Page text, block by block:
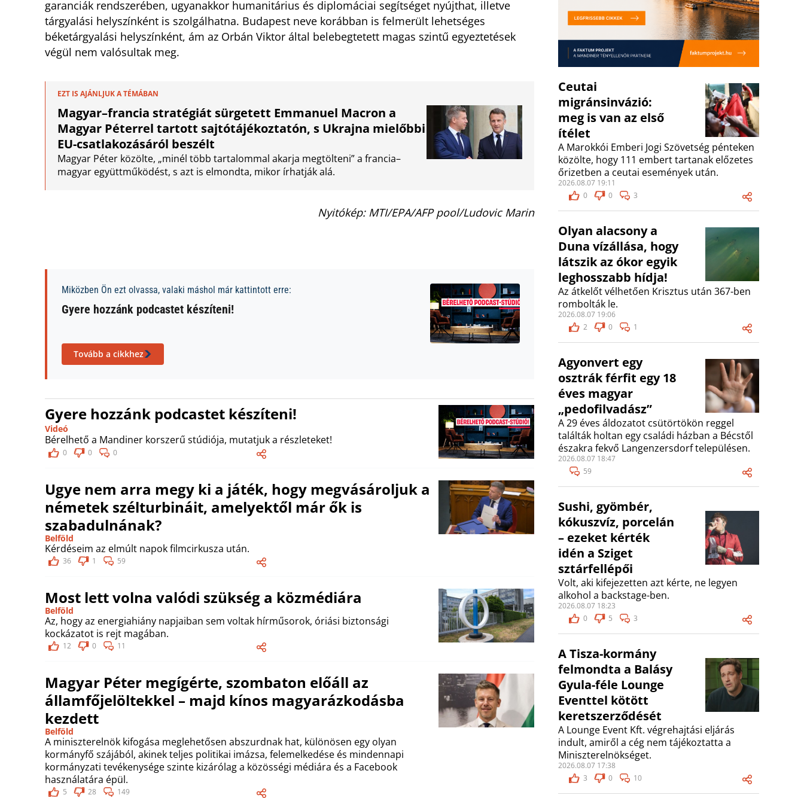
garanciák rendszerében, ugyanakkor humanitárius és diplomáciai segítséget nyújthat, illetve
tárgyalási helyszínként is szolgálhatna. Budapest neve korábban is felmerült lehetséges
béketárgyalási helyszínként, ám az Orbán Viktor által belebegtetett magas szintű egyeztetések
végül nem valósultak meg.
EZT IS AJÁNLJUK A TÉMÁBAN
Magyar–francia stratégiát sürgetett Emmanuel Macron a
Magyar Péterrel tartott sajtótájékoztatón, s Ukrajna mielőbbi
EU-csatlakozásáról beszélt
Magyar Péter közölte, „minél több tartalommal akarja megtölteni” a francia–
magyar együttműködést, s azt is elmondta, mikor írhatják alá.
Nyitókép: MTI/EPA/AFP pool/Ludovic Marin
Miközben Ön ezt olvassa, valaki máshol már kattintott erre:
Gyere hozzánk podcastet készíteni!
Tovább a cikkhez
Gyere hozzánk podcastet készíteni!
Videó
Bérelhető a Mandiner korszerű stúdiója, mutatjuk a részleteket!
0 0 0
Ugye nem arra megy ki a játék, hogy megvásároljuk a
németek szélturbináit, amelyektől már ők is
szabadulnának?
Belföld
Kérdéseim az elmúlt napok filmcirkusza után.
36 1 59
Most lett volna valódi szükség a közmédiára
Belföld
Az, hogy az energiahiány napjaiban sem voltak hírműsorok, óriási biztonsági
kockázatot is rejt magában.
12 0 11
Magyar Péter megígérte, szombaton előáll az
államfőjelöltekkel – majd kínos magyarázkodásba
kezdett
Belföld
A miniszterelnök kifogása meglehetősen abszurdnak hat, különösen egy olyan
kormányfő szájából, akinek teljes politikai imázsa, felemelkedése és mindennapi
kormányzati tevékenysége szinte kizárólag a közösségi médiára és a Facebook
használatára épül.
5 28 149
Ceutai
migránsinvázió:
meg is van az első
ítélet
A Marokkói Emberi Jogi Szövetség pénteken
közölte, hogy 111 embert tartanak előzetes
őrizetben a ceutai események után.
2026.08.07 19:11
0
0 3
Olyan alacsony a
Duna vízállása, hogy
látszik az ókor egyik
leghosszabb hídja!
Az átkelőt vélhetően Krisztus után 367-ben
rombolták le.
2026.08.07 19:06
2
0 1
Agyonvert egy
osztrák férfit egy 18
éves magyar
„pedofilvadász”
A 29 éves áldozatot csütörtökön reggel
találták holtan egy családi házban a Bécstől
északra fekvő Langenzersdorf településen.
2026.08.07 18:47
59
Sushi, gyömbér,
kókuszvíz, porcelán
– ezeket kérték
idén a Sziget
sztárfellépői
Volt, aki kifejezetten azt kérte, ne legyen
alkohol a backstage-ben.
2026.08.07 18:23
0
5 3
A Tisza-kormány
felmondta a Balásy
Gyula-féle Lounge
Eventtel kötött
keretszerződését
A Lounge Event Kft. végrehajtási eljárás
indult, amiről a cég nem tájékoztatta a
Miniszterelnökséget.
2026.08.07 17:38
3
0 10